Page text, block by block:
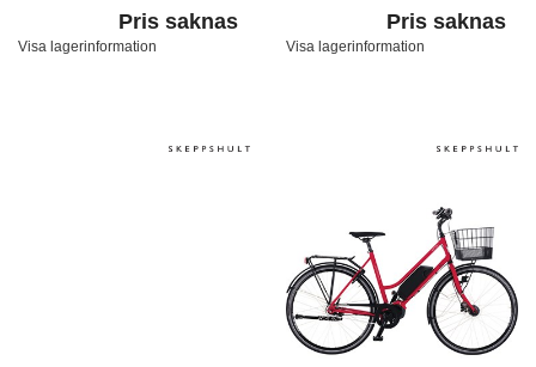
Pris saknas
Visa lagerinformation
Pris saknas
Visa lagerinformation